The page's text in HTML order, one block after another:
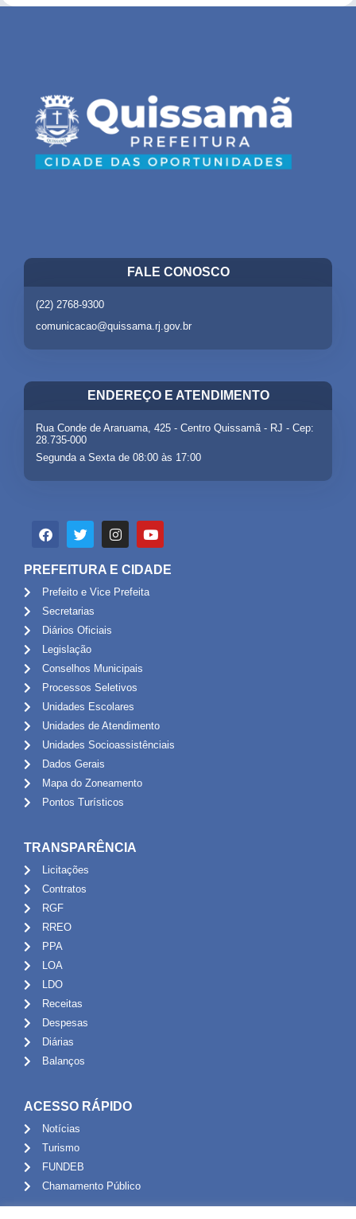
FALE CONOSCO
(22) 2768-9300
comunicacao@quissama.rj.gov.br
ENDEREÇO E ATENDIMENTO
Rua Conde de Araruama, 425 - Centro Quissamã - RJ - Cep:
28.735-000
Segunda a Sexta de 08:00 às 17:00
PREFEITURA E CIDADE
Prefeito e Vice Prefeita
Secretarias
Diários Oficiais
Legislação
Conselhos Municipais
Processos Seletivos
Unidades Escolares
Unidades de Atendimento
Unidades Socioassistênciais
Dados Gerais
Mapa do Zoneamento
Pontos Turísticos
TRANSPARÊNCIA
Licitações
Contratos
RGF
RREO
PPA
LOA
LDO
Receitas
Despesas
Diárias
Balanços
ACESSO RÁPIDO
Notícias
Turismo
FUNDEB
Chamamento Público